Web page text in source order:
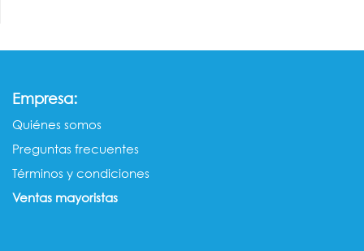
Empresa:
Quiénes somos​​
Preguntas frecuentes
Términos y condiciones
Ventas mayorista​s